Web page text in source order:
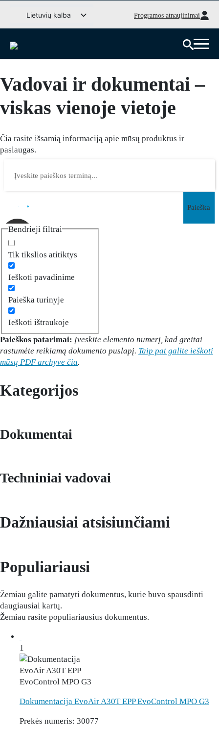
PereitiLietuvių kalba
Svenska
Dansk
Íslenska
Programos atnaujinimai
Vadovai ir dokumentai –
viskas vienoje vietoje
Čia rasite išsamią informaciją apie mūsų produktus ir
paslaugas.
Paieška
Bendrieji filtrai
Tik tikslios atitiktys
Ieškoti pavadinime
Paieška turinyje
Ieškoti ištraukoje
Paieškos patarimai: Įveskite elemento numerį, kad greitai
rastumėte reikiamą dokumento puslapį. Taip pat galite ieškoti
mūsų PDF archyve čia.
Kategorijos
Dokumentai
Techniniai vadovai
Dažniausiai atsisiunčiami
Populiariausi
Žemiau galite pamatyti dokumentus, kurie buvo spausdinti
daugiausiai kartų.
Žemiau rasite populiariausius dokumentus.
1
Dokumentacija EvoAir A30T EPP EvoControl MPO G3
Prekės numeris: 30077